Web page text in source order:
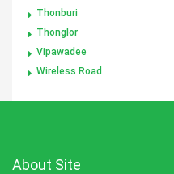
Thonburi
Thonglor
Vipawadee
Wireless Road
About Site